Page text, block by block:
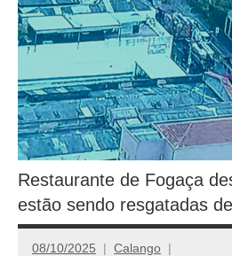
Restaurante de Fogaça
estão sendo resgatadas
08/10/2025 Calango